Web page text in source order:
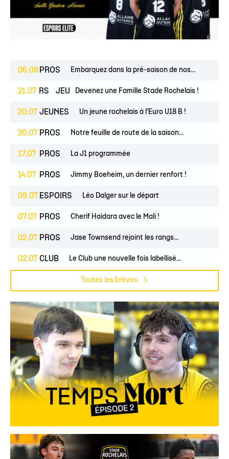
06.08 PROS Embarquez dans la pré-saison de nos...
21.07
ESPOIRS JEUNES Devenez une Famille Stade Rochelais !
20.07 JEUNES Un jeune rochelais à l’Euro U18 B !
20.07 PROS Notre feuille de route de la saison...
17.07 PROS La J1 programmée
14.07 PROS Jimmy Boeheim, un dernier renfort !
09.07 ESPOIRS Léo Dalger sur le départ
07.07 PROS Cherif Haidara avec le Mali !
02.07 PROS Jase Townsend rejoint les rangs...
02.07 CLUB Le Club une nouvelle fois labellisé...
Toutes les brèves